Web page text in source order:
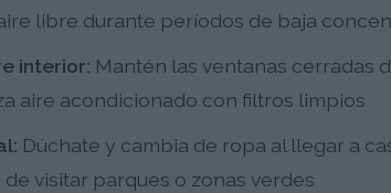
libre durante períodos de baja
interior: Mantén las ventanas cerradas
aire acondicionado con filtros limpios
Dúchate y cambia de ropa al llegar a
visitar parques o zonas verdes